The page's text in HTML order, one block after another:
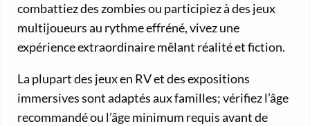
combattiez des zombies ou participiez à des jeux
multijoueurs au rythme effréné, vivez une
expérience extraordinaire mêlant réalité et fiction.
La plupart des jeux en RV et des expositions
immersives sont adaptés aux familles; vérifiez l’âge
recommandé ou l’âge minimum requis avant de